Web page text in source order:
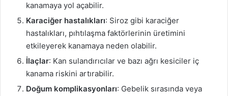
kanamaya yol açabilir.
Karaciğer hastalıkları: Siroz gibi karaciğer
hastalıkları, pıhtılaşma faktörlerinin üretimini
etkileyerek kanamaya neden olabilir.
İlaçlar: Kan sulandırıcılar ve bazı ağrı kesiciler iç
kanama riskini artırabilir.
Doğum komplikasyonları: Gebelik sırasında veya